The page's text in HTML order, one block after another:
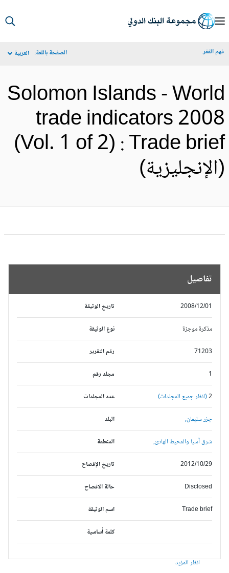
الفقر الصفحة باللغة: العربية
Solomon Islands -
trade indicators
(Vol. 1 of 2) : Trade
تفاصيل
تاريخ الوثيقة 2008/12/01
نوع الوثيقة مذكرة موجزة
رقم التقرير 71203
مجلد رقم
عدد المجلدات (انظر جميع المجلدات)
البلد جزر سليمان,
المنطقة شرق آسيا والمحيط الهادئ,
تاريخ الإفصاح 2012/10/29
حالة الافصاح Disclosed
اسم الوثيقة Trade brief
كلمة أساسية
انظر المزيد